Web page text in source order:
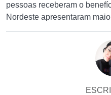
pessoas receberam o
Nordeste apresentaram